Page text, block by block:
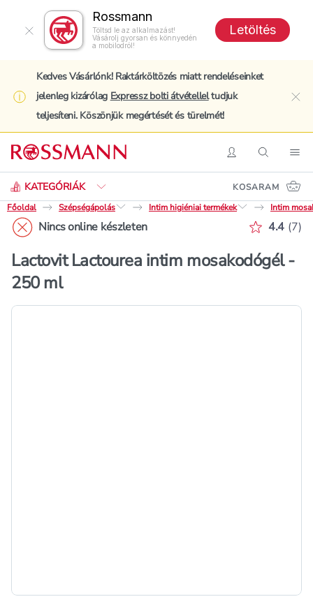
Rossmann
Töltsd le az alkalmazást!
Vásárolj gyorsan és könnyedén
a mobilodról!
Letöltés
Kedves Vásárlónk! Raktárköltözés miatt rendeléseinket
jelenleg kizárólag Expressz bolti átvételleltudjuk
teljesíteni. Köszönjük megértését és türelmét!
BelépésKeresés
KATEGÓRIÁK
Keresés
KOSARAM
Főoldal
Szépségápolás Intim higiéniai termékek Intim
Nincs online készleten 4.4 (7)
Lactovit Lactourea intim mosakodógél -
250 ml